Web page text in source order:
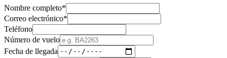
Nombre completo*
Correo electrónico*
Teléfono
Número de vuelo
Fecha de llegada